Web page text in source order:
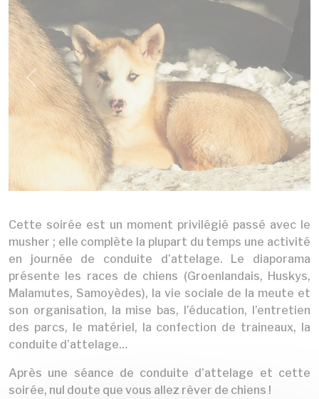
Previous Next
Cette soirée est un moment privilégié passé avec le
musher ; elle complète la plupart du temps une activité
en journée de conduite d’attelage. Le diaporama
présente les races de chiens (Groenlandais, Huskys,
Malamutes, Samoyèdes), la vie sociale de la meute et
son organisation, la mise bas, l’éducation, l’entretien
des parcs, le matériel, la confection de traineaux, la
conduite d’attelage…
Après une séance de conduite d’attelage et cette
soirée, nul doute que vous allez rêver de chiens !